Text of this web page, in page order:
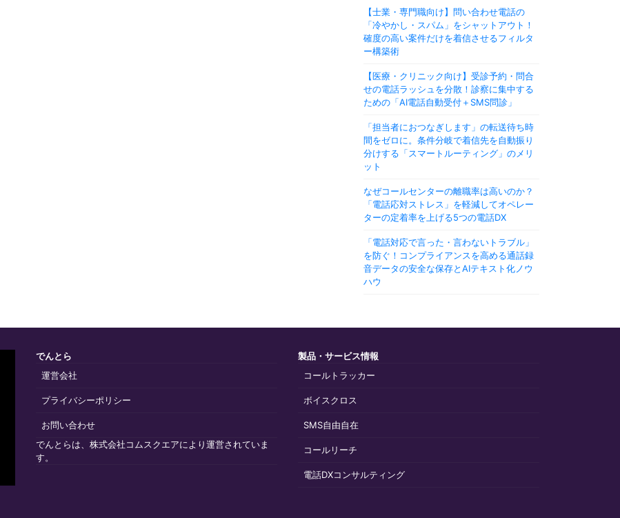
【士業・専門職向け】問い合わせ電話の
「冷やかし・スパム」をシャットアウト！
確度の高い案件だけを着信させるフィルタ
ー構築術
【医療・クリニック向け】受診予約・問合
せの電話ラッシュを分散！診察に集中する
ための「AI電話自動受付＋SMS問診」
「担当者におつなぎします」の転送待ち時
間をゼロに。条件分岐で着信先を自動振り
分けする「スマートルーティング」のメリ
ット
なぜコールセンターの離職率は高いのか？
「電話応対ストレス」を軽減してオペレー
ターの定着率を上げる5つの電話DX
「電話対応で言った・言わないトラブル」
を防ぐ！コンプライアンスを高める通話録
音データの安全な保存とAIテキスト化ノウ
ハウ
でんとら
運営会社
プライバシーポリシー
お問い合わせ
でんとらは、株式会社コムスクエアにより運営されていま
す。
製品・サービス情報
コールトラッカー
ボイスクロス
SMS自由自在
コールリーチ
電話DXコンサルティング